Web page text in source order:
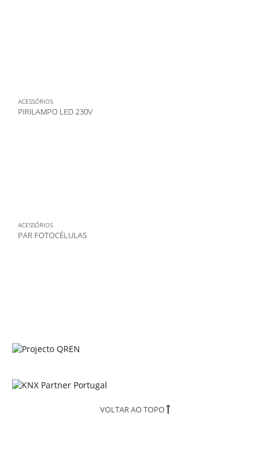
ACESSÓRIOS
PIRILAMPO LED 230V
ACESSÓRIOS
PAR FOTOCÉLULAS
VOLTAR AO TOPO